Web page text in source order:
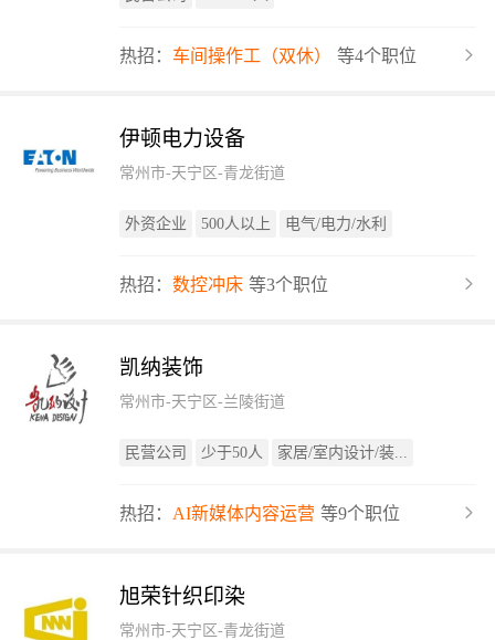
热招： 车间操作工（双休） 等4个职位
伊顿电力设备
常州市-天宁区-青龙街道
外资企业 500人以上 电气/电力/水利
热招： 数控冲床 等3个职位
凯纳装饰
常州市-天宁区-兰陵街道
民营公司 少于50人 家居/室内设计/装...
热招： AI新媒体内容运营 等9个职位
旭荣针织印染
常州市-天宁区-青龙街道